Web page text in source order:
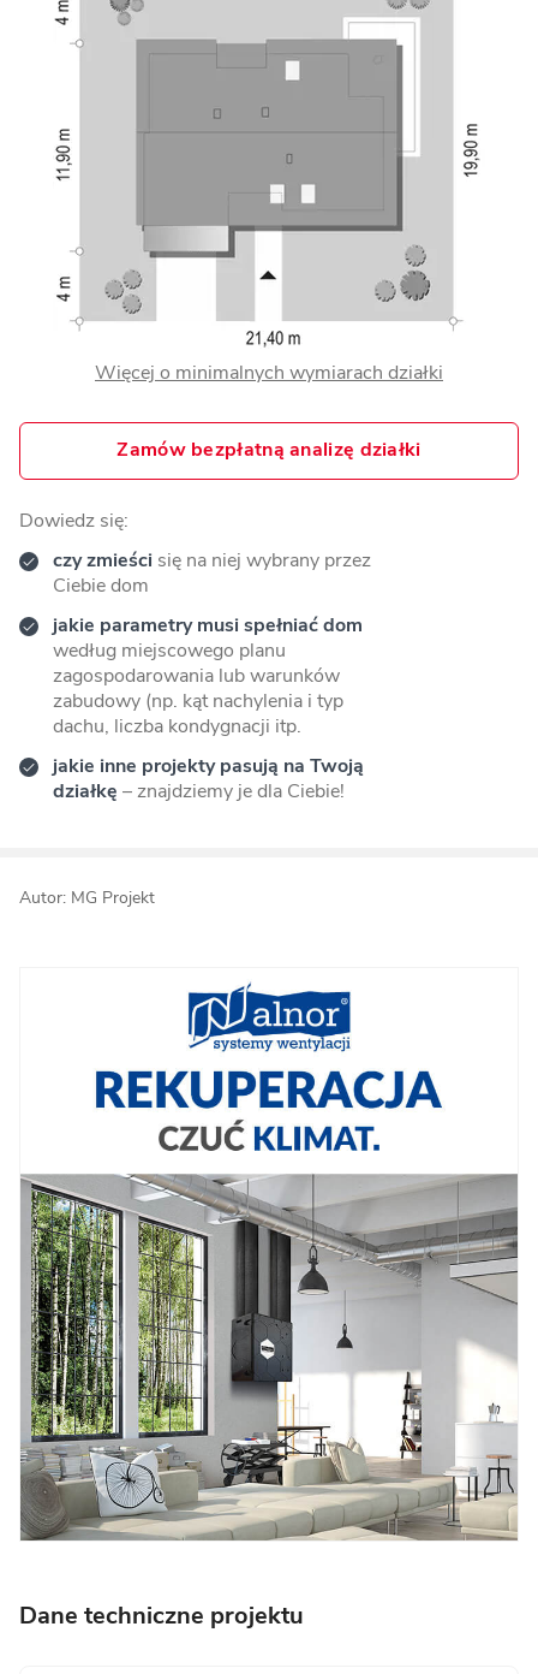
Więcej o minimalnych wymiarach działki
Zamów bezpłatną analizę działki
Dowiedz się:
czy zmieści się na niej wybrany przez
Ciebie dom
jakie parametry musi spełniać dom
według miejscowego planu
zagospodarowania lub warunków
zabudowy (np. kąt nachylenia i typ
dachu, liczba kondygnacji itp.
jakie inne projekty pasują na Twoją
działkę – znajdziemy je dla Ciebie!
Autor: MG Projekt
Dane techniczne projektu